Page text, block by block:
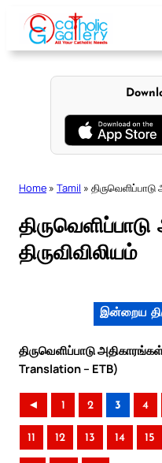
content
Home » Tamil » திருவெளிப்பாடு
திருவிவிலியம்
இன்றைய
திருவெளிப்பாடு
Translation – ETB)
◄ 1 2 3 4
11 12 13 14 15